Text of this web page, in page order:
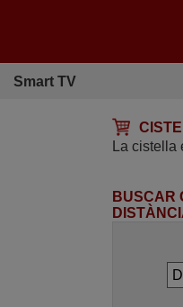
Smart TV
La
BUSCAR